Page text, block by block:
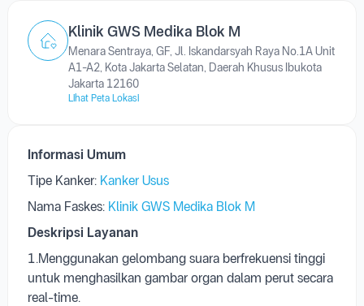
Klinik GWS Medika Blok M
Menara Sentraya, GF, Jl. Iskandarsyah Raya No.1A Unit
A1-A2, Kota Jakarta Selatan, Daerah Khusus Ibukota
Jakarta 12160
Lihat Peta Lokasi
Informasi Umum
Tipe Kanker: Kanker Usus
Nama Faskes: Klinik GWS Medika Blok M
Deskripsi Layanan
1.Menggunakan gelombang suara berfrekuensi tinggi
untuk menghasilkan gambar organ dalam perut secara
real-time.